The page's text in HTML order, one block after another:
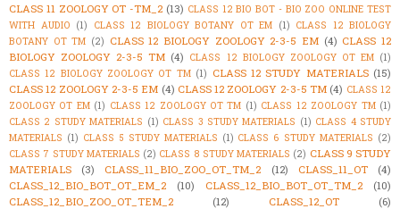
CLASS 11 ZOOLOGY OT -TM_2 (13) CLASS 12 BIO BOT - BIO ZOO ONLINE TEST
WITH AUDIO (1) CLASS 12 BIOLOGY BOTANY OT EM (1) CLASS 12 BIOLOGY
BOTANY OT TM (2) CLASS 12 BIOLOGY ZOOLOGY 2-3-5 EM (4) CLASS 12
BIOLOGY ZOOLOGY 2-3-5 TM (4) CLASS 12 BIOLOGY ZOOLOGY OT EM (1)
CLASS 12 BIOLOGY ZOOLOGY OT TM (1) CLASS 12 STUDY MATERIALS (15)
CLASS 12 ZOOLOGY 2-3-5 EM (4) CLASS 12 ZOOLOGY 2-3-5 TM (4) CLASS 12
ZOOLOGY OT EM (1) CLASS 12 ZOOLOGY OT TM (1) CLASS 12 ZOOLOGY TM (1)
CLASS 2 STUDY MATERIALS (1) CLASS 3 STUDY MATERIALS (1) CLASS 4 STUDY
MATERIALS (1) CLASS 5 STUDY MATERIALS (1) CLASS 6 STUDY MATERIALS (2)
CLASS 7 STUDY MATERIALS (2) CLASS 8 STUDY MATERIALS (2) CLASS 9 STUDY
MATERIALS
(3) CLASS_11_BIO_ZOO_OT_TM_2 (12) CLASS_11_OT
(4)
CLASS_12_BIO_BOT_OT_EM_2
(10) CLASS_12_BIO_BOT_OT_TM_2
(10)
CLASS_12_BIO_ZOO_OT_TEM_2
(12) CLASS_12_OT
(6)